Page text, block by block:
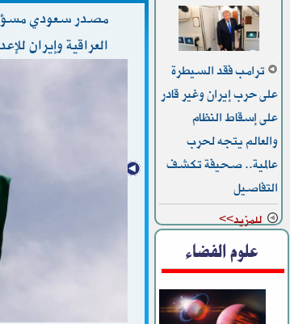
ترامب فقد السيطرة
على حرب إيران وغير قادر
على إسقاط النظام
والعالم يتجه لحرب
عالمية.. صحيفة تكشف
التفاصيل
للمزيد>>
علوم الفضاء
مصدر سعودي
العراقية وإيران